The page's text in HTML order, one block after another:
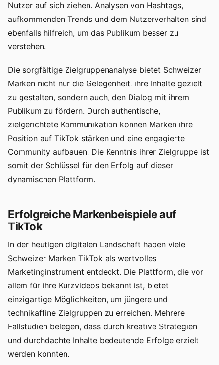
Nutzer auf sich ziehen. Analysen von Hashtags,
aufkommenden Trends und dem Nutzerverhalten sind
ebenfalls hilfreich, um das Publikum besser zu
verstehen.
Die sorgfältige Zielgruppenanalyse bietet Schweizer
Marken nicht nur die Gelegenheit, ihre Inhalte gezielt
zu gestalten, sondern auch, den Dialog mit ihrem
Publikum zu fördern. Durch authentische,
zielgerichtete Kommunikation können Marken ihre
Position auf TikTok stärken und eine engagierte
Community aufbauen. Die Kenntnis ihrer Zielgruppe ist
somit der Schlüssel für den Erfolg auf dieser
dynamischen Plattform.
Erfolgreiche Markenbeispiele auf
TikTok
In der heutigen digitalen Landschaft haben viele
Schweizer Marken TikTok als wertvolles
Marketinginstrument entdeckt. Die Plattform, die vor
allem für ihre Kurzvideos bekannt ist, bietet
einzigartige Möglichkeiten, um jüngere und
technikaffine Zielgruppen zu erreichen. Mehrere
Fallstudien belegen, dass durch kreative Strategien
und durchdachte Inhalte bedeutende Erfolge erzielt
werden konnten.